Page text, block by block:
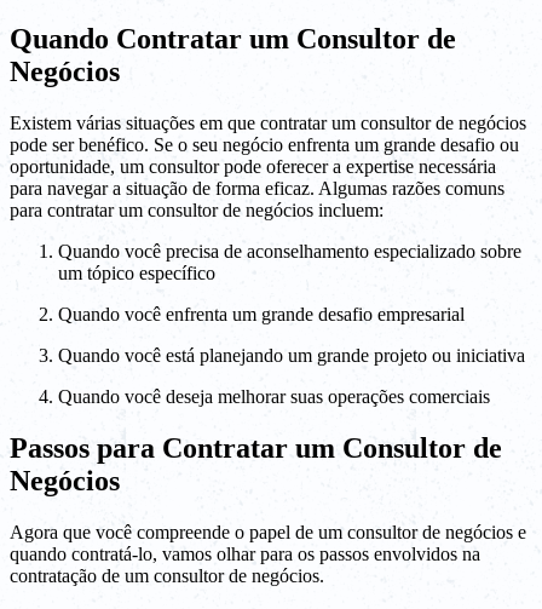
Quando Contratar um Consultor de
Negócios
Existem várias situações em que contratar um consultor de negócios
pode ser benéfico. Se o seu negócio enfrenta um grande desafio ou
oportunidade, um consultor pode oferecer a expertise necessária
para navegar a situação de forma eficaz. Algumas razões comuns
para contratar um consultor de negócios incluem:
Quando você precisa de aconselhamento especializado sobre
um tópico específico
Quando você enfrenta um grande desafio empresarial
Quando você está planejando um grande projeto ou iniciativa
Quando você deseja melhorar suas operações comerciais
Passos para Contratar um Consultor de
Negócios
Agora que você compreende o papel de um consultor de negócios e
quando contratá-lo, vamos olhar para os passos envolvidos na
contratação de um consultor de negócios.